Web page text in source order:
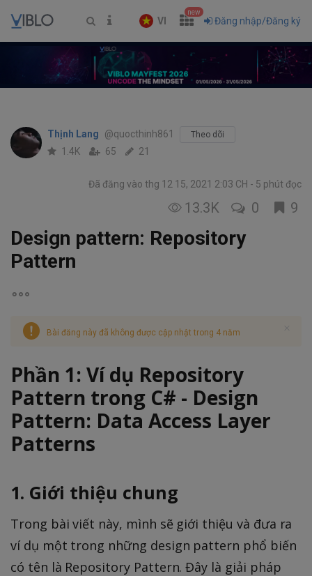
VI
new
Đăng nhập/Đăng ký
Thịnh Lang @quocthinh861 Theo dõi
1.4K 65 21
Đã đăng vào thg 12 15, 2021 2:03 CH 5 phút đọc
13.3K 0 9
Design pattern: Repository
Pattern
Bài đăng này đã không được cập nhật trong 4 năm
Phần 1: Ví dụ Repository
Pattern trong C# - Design
Pattern: Data Access Layer
Patterns
1. Giới thiệu chung
Trong bài viết này, mình sẽ giới thiệu và đưa ra
ví dụ một trong những design pattern phổ biến
có tên là Repository Pattern. Đây là giải pháp